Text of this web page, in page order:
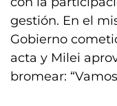
gestión. En el
Gobierno
acta y Milei
bromear: